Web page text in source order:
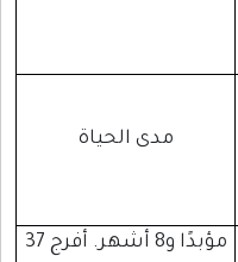
مدى الحياة
37 مؤبدًا و8 أشهر. أفرج